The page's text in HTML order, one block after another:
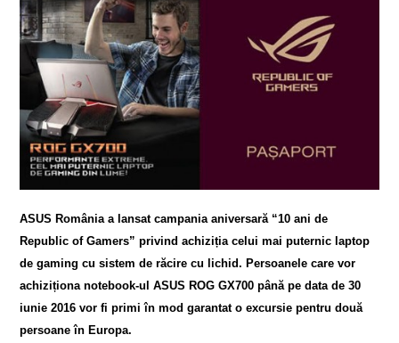
ASUS România a lansat campania aniversară “10 ani de
Republic of Gamers” privind achiziția celui mai puternic laptop
de gaming cu sistem de răcire cu lichid. Persoanele care vor
achiziționa notebook-ul ASUS ROG GX700 până pe data de 30
iunie 2016 vor fi primi în mod garantat o excursie pentru două
persoane în Europa.